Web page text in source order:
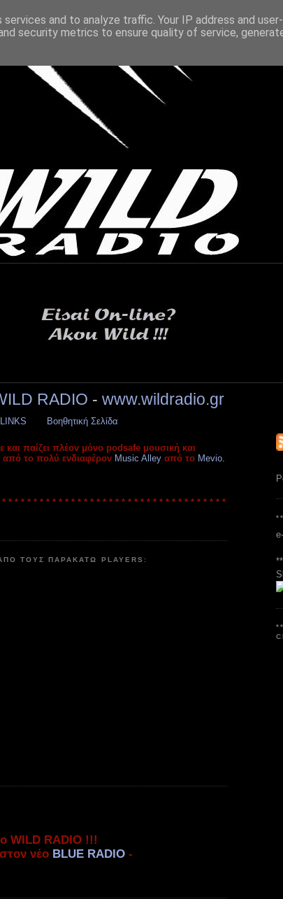
RADIO - www.wildradio.gr
Βοηθητική Σελίδα
παίζει πλέον μόνο podsafe μουσική και
το πολύ ενδιαφέρον Music Alley από το Mevio
* * * * * * * * * * * * * * * * * * * * * * * * * * * * * * * * * * *
ΤΟΥΣ ΠΑΡΑΚΑΤΩ PLAYERS:
WILD RADIO !!!
νέο BLUE RADIO -
and to analyze traffic. Your IP address and
security metrics to ensure quality of service,